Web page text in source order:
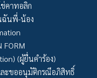
คาทอลิก
ฉันพี่-น้อง
FORM
(ผู้ยื่นคำร้อง)
ละขออนุมัติกรณีอภิสิทธิ์